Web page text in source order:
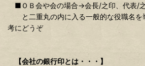
■ＯＢ会や会の場合→会長/之印、代表/
と二重丸の内に入る一般的な役職名を
考にどうぞ
【会社の銀行印とは・・・】